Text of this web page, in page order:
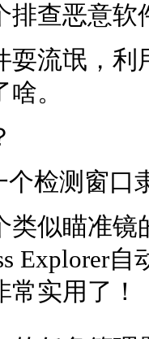
排查恶意软
流氓，利
。
个检测窗
类似瞄准
Explorer
实用了！